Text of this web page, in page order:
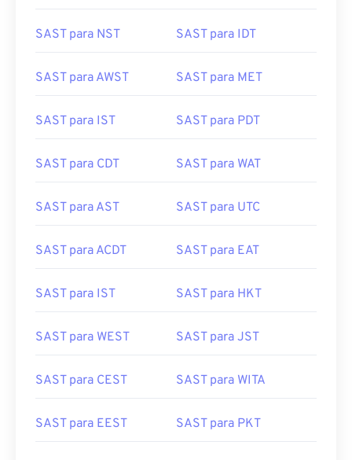
SAST para NST SAST para IDT
SAST para AWST SAST para MET
SAST para IST SAST para PDT
SAST para CDT SAST para WAT
SAST para AST SAST para UTC
SAST para ACDT SAST para EAT
SAST para IST SAST para HKT
SAST para WEST SAST para JST
SAST para CEST SAST para WITA
SAST para EEST SAST para PKT